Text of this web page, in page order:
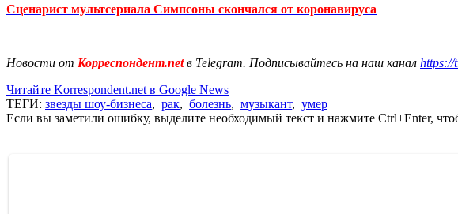
Сценарист мультсериала Симпсоны скончался от коронавируса
Новости от Корреспондент.netв Telegram. Подписывайтесь на наш канал https://
Читайте Korrespondent.net в Google News
ТЕГИ: звезды шоу-бизнеса, рак, болезнь, музыкант, умер
Если вы заметили ошибку, выделите необходимый текст и нажмите Ctrl+Enter,